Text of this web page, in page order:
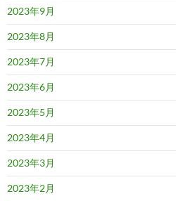
2023年9月
2023年8月
2023年7月
2023年6月
2023年5月
2023年4月
2023年3月
2023年2月